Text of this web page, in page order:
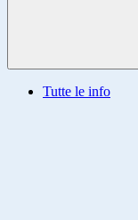
Tutte le info